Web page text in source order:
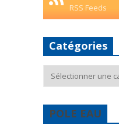
RSS Feeds
Catégories
POLE EAU